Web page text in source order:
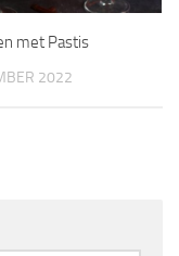
met Pastis
2022